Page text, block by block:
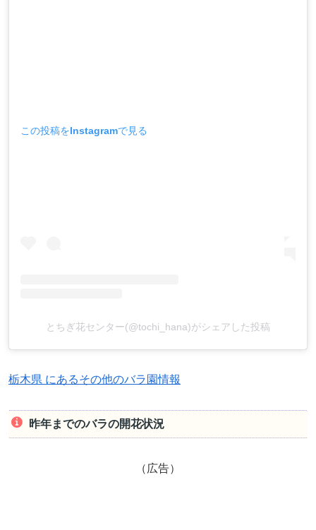
この投稿をInstagramで見る
とちぎ花センター(@tochi_hana)がシェアした投稿
栃木県 にあるその他のバラ園情報
昨年までのバラの開花状況
（広告）